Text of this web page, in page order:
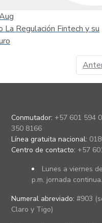
La Regulación Fintech y su
Conmutador: +57 601 594
350 8166
Línea gratuita nacional:
Centro de contacto: +57
Lunes a viernes
p.m. jornada continua.
Numeral abreviado: #903
Claro y Tigo)